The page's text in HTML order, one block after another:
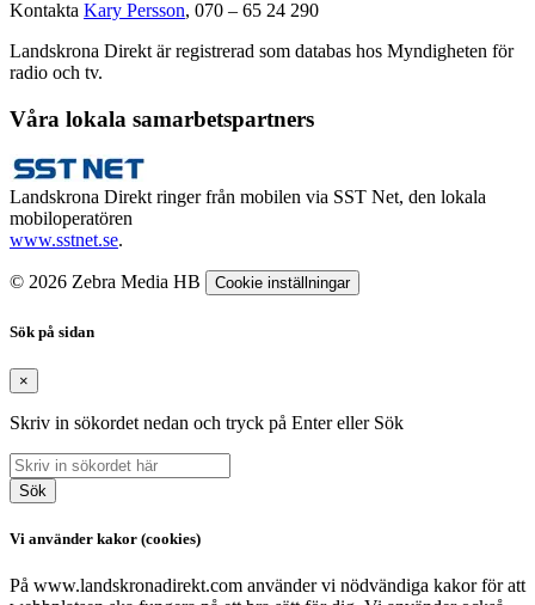
Kontakta Kary Persson, 070 – 65 24 290
Landskrona Direkt är registrerad som databas hos Myndigheten för
radio och tv.
Våra lokala samarbetspartners
Landskrona Direkt ringer från mobilen via SST Net, den lokala
mobiloperatören
www.sstnet.se.
© 2026 Zebra Media HB Cookie inställningar
Sök på sidan
×
Skriv in sökordet nedan och tryck på Enter eller Sök
Sök
Vi använder kakor (cookies)
På www.landskronadirekt.com använder vi nödvändiga kakor för att